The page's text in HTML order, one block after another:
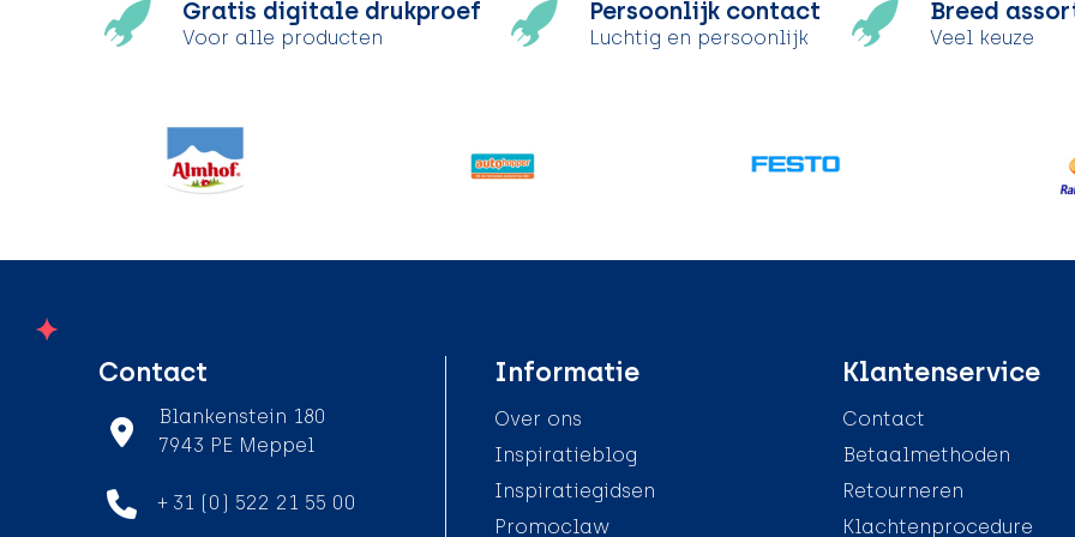
Gratis digitale drukproef
Voor alle producten
Persoonlijk contact
Luchtig en persoonlijk
Breed
Veel keuze
Contact
Blankenstein 180
7943 PE Meppel
+ 31 (0) 522 21 55 00
Informatie
Over ons
Inspiratieblog
Inspiratiegidsen
Promoclaw
Klantenservice
Contact
Betaalmethoden
Retourneren
Klachtenprocedure